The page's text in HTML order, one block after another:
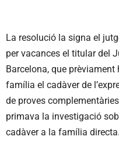
La resolució la signa el
per vacances el titular del
Barcelona, que
família el cadàver de
de proves
primava la investigació
cadàver a la família directa.